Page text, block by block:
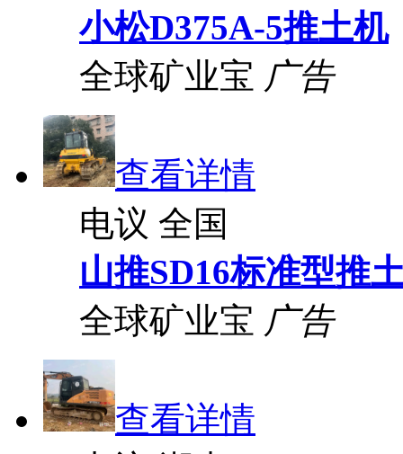
小松D375A-5推土机
全球矿业宝 广告
查看详情
电议 全国
山推SD16标准型推
全球矿业宝 广告
查看详情